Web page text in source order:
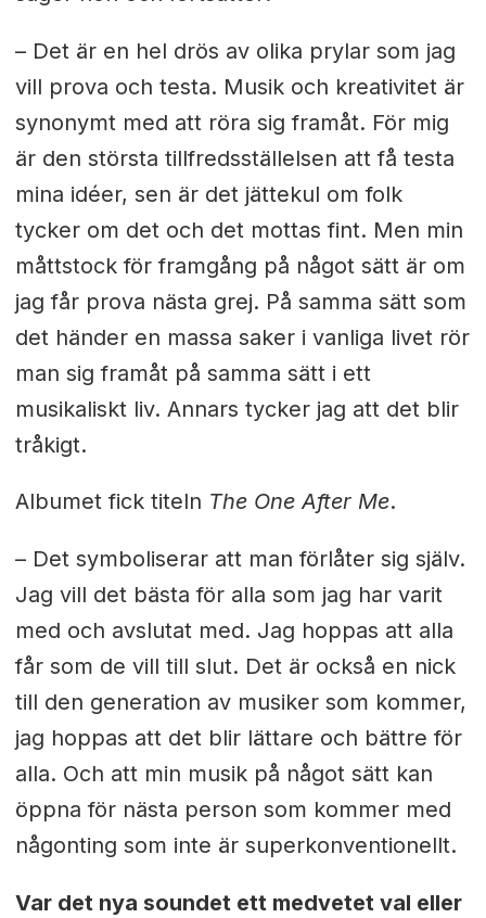
– Det är en hel drös av olika prylar som jag
vill prova och testa. Musik och kreativitet är
synonymt med att röra sig framåt. För mig
är den största tillfredsställelsen att få testa
mina idéer, sen är det jättekul om folk
tycker om det och det mottas fint. Men min
måttstock för framgång på något sätt är om
jag får prova nästa grej. På samma sätt som
det händer en massa saker i vanliga livet rör
man sig framåt på samma sätt i ett
musikaliskt liv. Annars tycker jag att det blir
tråkigt.
Albumet fick titeln The One After Me.
– Det symboliserar att man förlåter sig själv.
Jag vill det bästa för alla som jag har varit
med och avslutat med. Jag hoppas att alla
får som de vill till slut. Det är också en nick
till den generation av musiker som kommer,
jag hoppas att det blir lättare och bättre för
alla. Och att min musik på något sätt kan
öppna för nästa person som kommer med
någonting som inte är superkonventionellt.
Var det nya soundet ett medvetet val eller